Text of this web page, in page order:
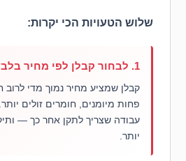
שלוש הטעויות הכי יקרות:
1. לבחור קבלן לפי מחיר בלבד
קבלן שמציע מחיר נמוך מדי לרוב
פחות מיומנים, חומרים זולים
עבודה שצריך לתקן אחר כך —
יותר.